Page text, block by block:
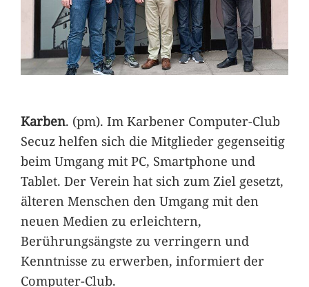
Karben. (pm). Im Karbener Computer-Club
Secuz helfen sich die Mitglieder gegenseitig
beim Umgang mit PC, Smartphone und
Tablet. Der Verein hat sich zum Ziel gesetzt,
älteren Menschen den Umgang mit den
neuen Medien zu erleichtern,
Berührungsängste zu verringern und
Kenntnisse zu erwerben, informiert der
Computer-Club.